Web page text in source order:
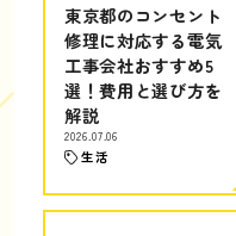
東京都のコンセント
修理に対応する電気
工事会社おすすめ5
選！費用と選び方を
解説
2026.07.06
生活